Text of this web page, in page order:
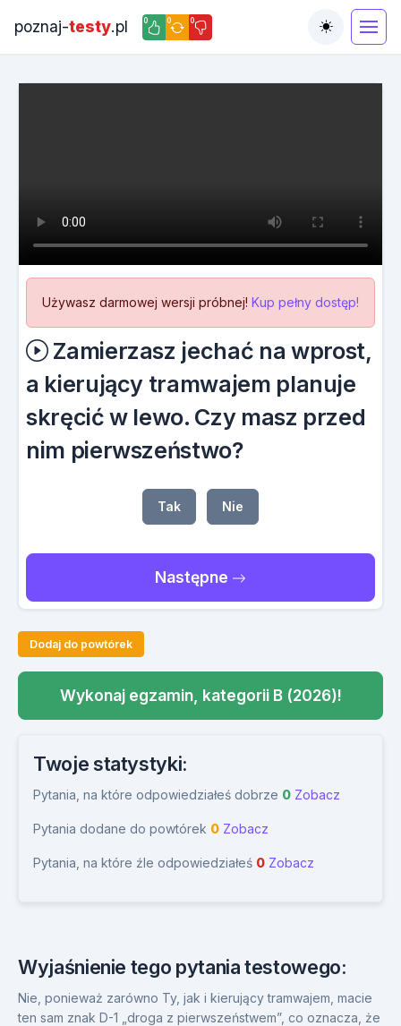
poznaj-testy.pl 0 0 0
Toggle
Używasz darmowej wersji próbnej! Kup pełny dostęp!
Zamierzasz jechać na wprost,
a kierujący tramwajem planuje
skręcić w lewo. Czy masz przed
nim pierwszeństwo?
Tak Nie
Następne
Dodaj do powtórek
Wykonaj egzamin, kategorii B (2026)!
Twoje statystyki:
Pytania, na które odpowiedziałeś dobrze 0 Zobacz
Pytania dodane do powtórek 0 Zobacz
Pytania, na które źle odpowiedziałeś 0 Zobacz
Wyjaśnienie tego pytania testowego:
Nie, ponieważ zarówno Ty, jak i kierujący tramwajem, macie
ten sam znak D-1 „droga z pierwszeństwem”, co oznacza, że